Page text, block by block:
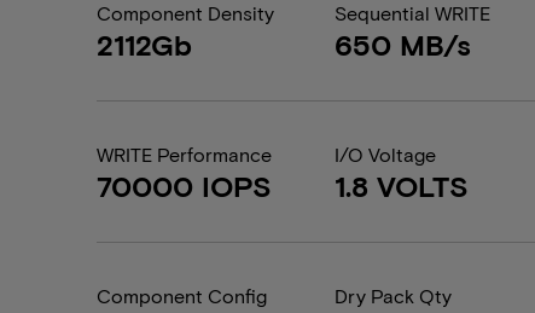
Component Density
2112Gb
Sequential WRITE
650 MB/s
WRITE Performance
70000 IOPS
I/O Voltage
1.8 VOLTS
Component Config Dry Pack Qty